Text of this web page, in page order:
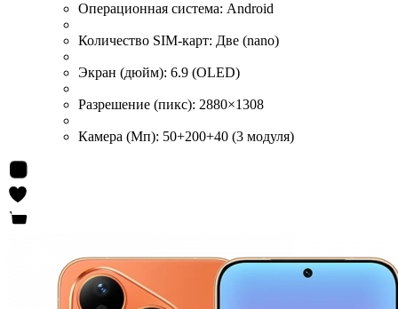
Операционная система: Android
Количество SIM-карт: Две (nano)
Экран (дюйм): 6.9 (OLED)
Разрешение (пикс): 2880×1308
Камера (Мп): 50+200+40 (3 модуля)